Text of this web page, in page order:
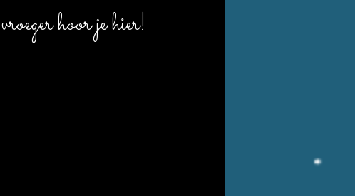
hoor je hier!